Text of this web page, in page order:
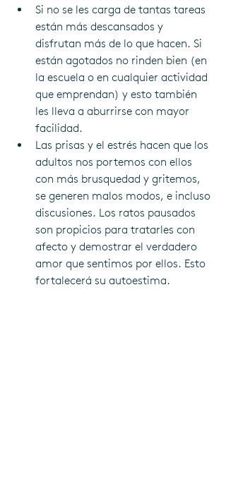
Si no se les carga de tantas tareas
están más descansados y
disfrutan más de lo que hacen. Si
están agotados no rinden bien (en
la escuela o en cualquier actividad
que emprendan) y esto también
les lleva a aburrirse con mayor
facilidad.
Las prisas y el estrés hacen que los
adultos nos portemos con ellos
con más brusquedad y gritemos,
se generen malos modos, e incluso
discusiones. Los ratos pausados
son propicios para tratarles con
afecto y demostrar el verdadero
amor que sentimos por ellos. Esto
fortalecerá su autoestima.